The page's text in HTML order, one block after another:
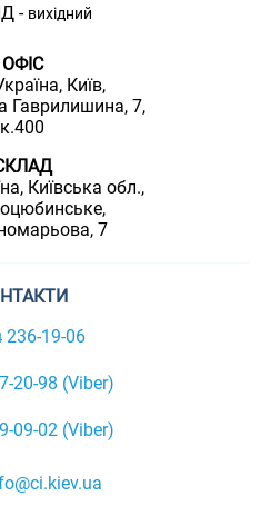
- вихідний
ОФІС
Київ,
Гаврилишина, 7,
к.400
Київська обл.,
7
236-19-06
20-98 (Viber)
09-02 (Viber)